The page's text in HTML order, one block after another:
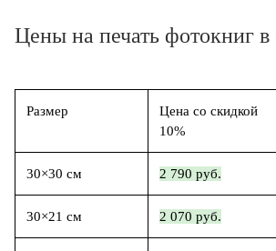
Цены на печать фотокниг
Размер
Цена со скидкой
10%
30×30 см 2 790 руб.
30×21 см 2 070 руб.